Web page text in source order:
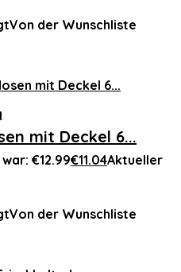
Von der Wunschliste
mit Deckel 6...
€12.99€11.04Aktueller
Von der Wunschliste